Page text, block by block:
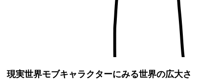
現実世界モブキャラクターにみる世界の広大さ